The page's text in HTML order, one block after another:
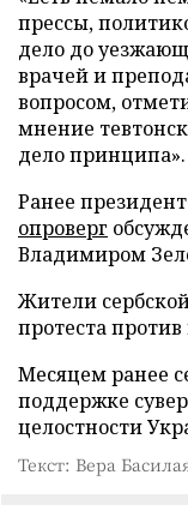
прессы,
дело до
врачей и
вопросом,
мнение
дело принципа».
Ранее
опроверг
Владимиром
Жители
протеста
Месяцем ранее
поддержке
целостности
Текст: Вера